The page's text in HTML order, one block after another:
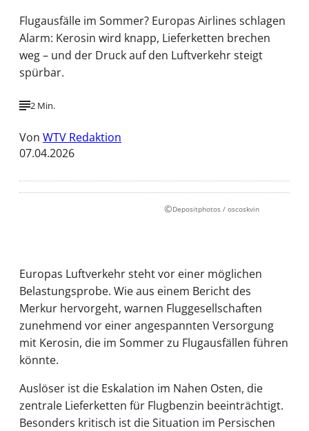
Flugausfälle im Sommer? Europas Airlines schlagen
Alarm: Kerosin wird knapp, Lieferketten brechen
weg – und der Druck auf den Luftverkehr steigt
spürbar.
2 Min.
Von WTV Redaktion
07.04.2026
©Depositphotos / oscoskvin
Europas Luftverkehr steht vor einer möglichen
Belastungsprobe. Wie aus einem Bericht des
Merkur hervorgeht, warnen Fluggesellschaften
zunehmend vor einer angespannten Versorgung
mit Kerosin, die im Sommer zu Flugausfällen führen
könnte.
Auslöser ist die Eskalation im Nahen Osten, die
zentrale Lieferketten für Flugbenzin beeinträchtigt.
Besonders kritisch ist die Situation im Persischen